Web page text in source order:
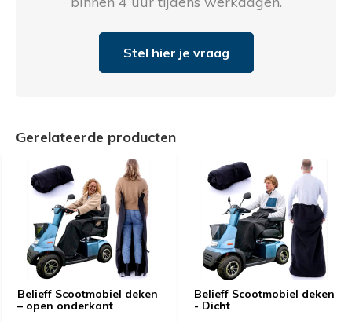
Stel hier je vraag
Gerelateerde producten
Belieff Scootmobiel deken
– open onderkant
Belieff Scootmobiel deken
- Dicht